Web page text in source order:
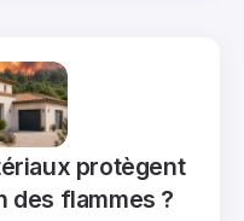
protègent
des flammes ?